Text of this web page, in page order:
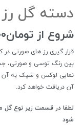
دسته گل رز
شروع از تومان
قرار گیری رز های صورتی
بین رنگ توسی و صورتی،
نمایی لوکس و شیک به آن
آن دریافت خواهد کرد.
لطفا در قسمت زیر نوع گل
شود